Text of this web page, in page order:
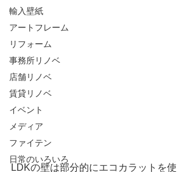
輸入壁紙
アートフレーム
リフォーム
事務所リノベ
店舗リノベ
賃貸リノベ
イベント
メディア
ファイテン
日常のいろいろ
LDKの壁は部分的にエコカラットを使